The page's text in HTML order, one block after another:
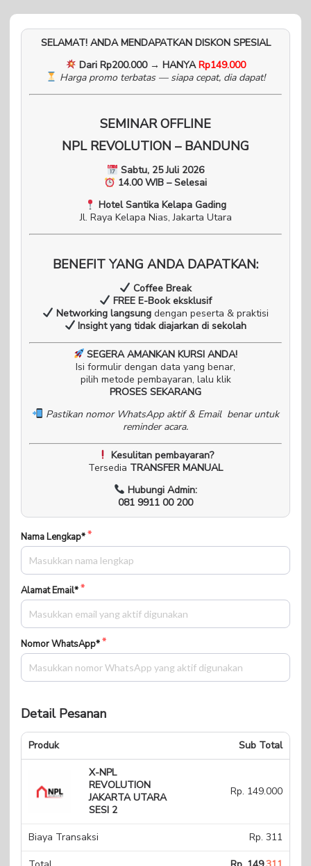
SELAMAT! ANDA MENDAPATKAN DISKON SPESIAL
Dari Rp200.000 → HANYARp149.000
Harga promo terbatas — siapa cepat, dia dapat!
SEMINAR OFFLINE
NPL REVOLUTION – BANDUNG
Sabtu, 25 Juli 2026
14.00 WIB – Selesai
Hotel Santika Kelapa Gading
Jl. Raya Kelapa Nias, Jakarta Utara
BENEFIT YANG ANDA DAPATKAN:
Coffee Break
FREE E-Book eksklusif
Networking langsungdengan peserta & praktisi
Insight yang tidak diajarkan di sekolah
SEGERA AMANKAN KURSI ANDA!
Isi formulir dengan data yang benar,
pilih metode pembayaran, lalu klik
PROSES SEKARANG
Pastikan nomor WhatsApp aktif & Email benar untuk
reminder acara.
Kesulitan pembayaran?
Tersedia TRANSFER MANUAL
Hubungi Admin:
081 9911 00 200
Nama Lengkap*
Alamat Email*
Nomor WhatsApp*
Detail Pesanan
Produk Sub Total
X-NPL REVOLUTION
JAKARTA UTARA SESI
Rp. 149.000